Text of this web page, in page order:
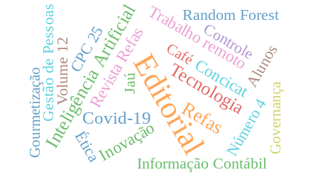
Editorial
Refas
Inteligência Artificial Tecnologia
Covid-19
Revista Refas
Inovação
Concicat
Trabalho remoto
Informação Contábil
CPC 25
Jaú Alunos
Gestão de Pessoas Random Forest
Volume 12
Número 4
Controle
Ética
Gourmetização
Café
Governança